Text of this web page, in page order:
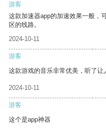
游客
这款加速器app的加速效果一般，
区的线路。
2024-10-11
游客
这款游戏的音乐非常优美，听了让
2024-10-11
游客
这个是app神器